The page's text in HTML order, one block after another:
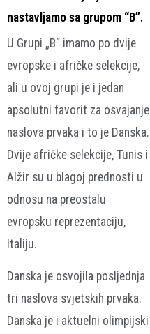
nastavljamo sa grupom “B”.
U Grupi „B“ imamo po dvije
evropske i afričke selekcije,
ali u ovoj grupi je i jedan
apsolutni favorit za osvajanje
naslova prvaka i to je Danska.
Dvije afričke selekcije, Tunis i
Alžir su u blagoj prednosti u
odnosu na preostalu
evropsku reprezentaciju,
Italiju.
Danska je osvojila posljednja
tri naslova svjetskih prvaka.
Danska je i aktuelni olimpijski